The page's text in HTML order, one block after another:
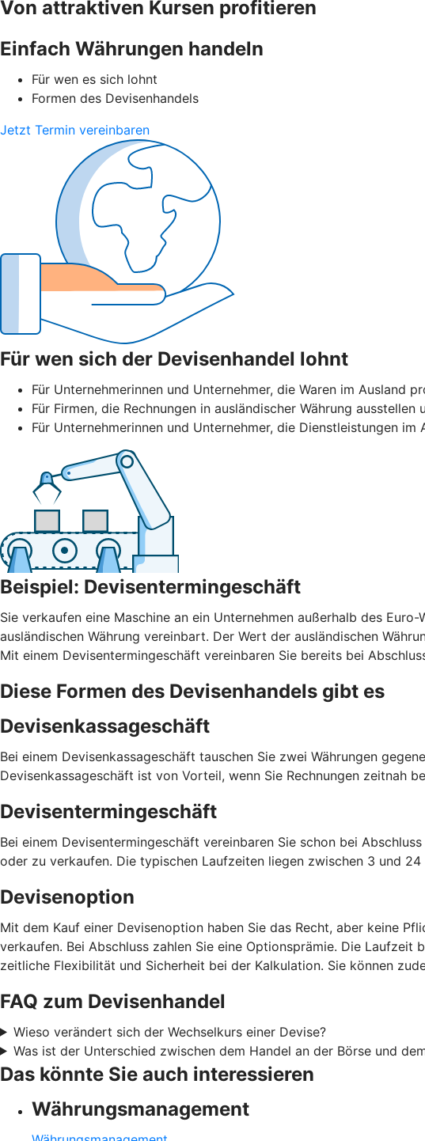
Von attraktiven Kursen profitieren
Einfach Währungen handeln
Für wen es sich lohnt
Formen des Devisenhandels
Jetzt Termin vereinbaren
Für wen sich der Devisenhandel lohnt
Für Unternehmerinnen und Unternehmer, die Waren im Ausland
Für Firmen, die Rechnungen in ausländischer Währung
Für Unternehmerinnen und Unternehmer, die Dienstleistungen
Beispiel: Devisentermingeschäft
Sie verkaufen eine Maschine an ein Unternehmen außerhalb des
ausländischen Währung vereinbart. Der Wert der ausländischen
Mit einem Devisentermingeschäft vereinbaren Sie bereits bei
Diese Formen des Devisenhandels gibt es
Devisenkassageschäft
Bei einem Devisenkassageschäft tauschen Sie zwei Währungen
Devisenkassageschäft ist von Vorteil, wenn Sie Rechnungen zeitnah
Devisentermingeschäft
Bei einem Devisentermingeschäft vereinbaren Sie schon bei
oder zu verkaufen. Die typischen Laufzeiten liegen zwischen 3 und
Devisenoption
Mit dem Kauf einer Devisenoption haben Sie das Recht, aber keine
verkaufen. Bei Abschluss zahlen Sie eine Optionsprämie. Die
zeitliche Flexibilität und Sicherheit bei der Kalkulation. Sie können
FAQ zum Devisenhandel
Wieso verändert sich der Wechselkurs einer Devise?
Was ist der Unterschied zwischen dem Handel an der Börse und
Das könnte Sie auch interessieren
Währungsmanagement